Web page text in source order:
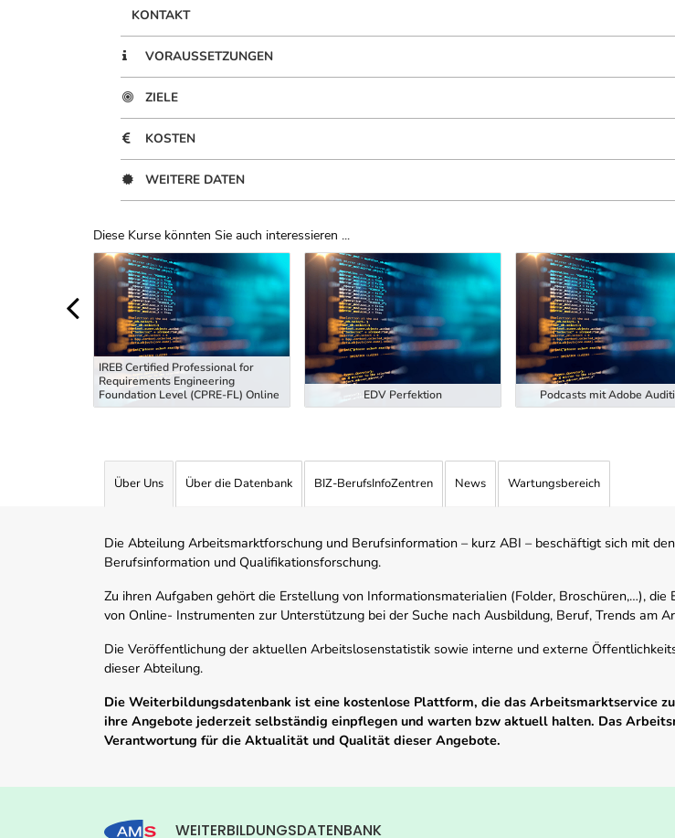
KONTAKT
VORAUSSETZUNGEN
ZIELE
KOSTEN
WEITERE DATEN
Diese Kurse könnten Sie auch interessieren ...
Uber Weiterbildungsvorschläge
IREB Certified Professional for
Requirements Engineering
Foundation Level (CPRE-FL) Online
EDV Perfektion Podcasts mit Adobe
Über Uns Über die Datenbank BIZ-BerufsInfoZentren News Wartungsbereich
Die Abteilung Arbeitsmarktforschung und Berufsinformation – kurz ABI – beschäftigt sich mit
Berufsinformation und Qualifikationsforschung.
Zu ihren Aufgaben gehört die Erstellung von Informationsmaterialien (Folder, Broschüren,…),
von Online- Instrumenten zur Unterstützung bei der Suche nach Ausbildung, Beruf, Trends am
Die Veröffentlichung der aktuellen Arbeitslosenstatistik sowie interne und externe
dieser Abteilung.
Die Weiterbildungsdatenbank ist eine kostenlose Plattform, die das Arbeitsmarktservice
ihre Angebote jederzeit selbständig einpflegen und warten bzw aktuell halten. Das
Verantwortung für die Aktualität und Qualität dieser Angebote.
WEITERBILDUNGSDATENBANK